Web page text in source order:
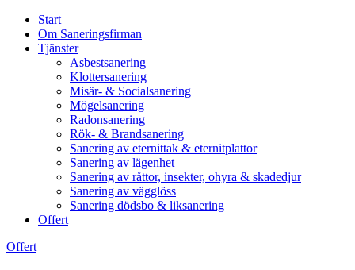
Start
Om Saneringsfirman
Tjänster
Asbestsanering
Klottersanering
Misär- & Socialsanering
Mögelsanering
Radonsanering
Rök- & Brandsanering
Sanering av eternittak & eternitplattor
Sanering av lägenhet
Sanering av råttor, insekter, ohyra & skadedjur
Sanering av vägglöss
Sanering dödsbo & liksanering
Offert
Offert